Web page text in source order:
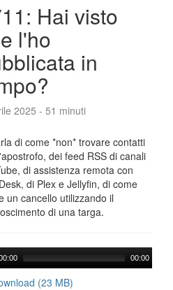
Hai visto
l'ho
in
2025 - 51 minuti
di come *non* trovare contatti
dei feed RSS di canali
di assistenza remota con
di Plex e Jellyfin, di come
un cancello utilizzando il
di una targa.
00:00
(23 MB)